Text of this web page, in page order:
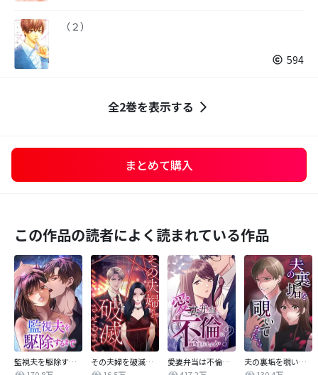
（２）
594
全2巻を表示する
まとめて購入
この作品の読者によく読まれている作品
監視夫を駆除するまで
その夫婦を破滅させるまで
愛妻弁当は不倫に含まれますか？
夫の裏垢を覗いてみたら